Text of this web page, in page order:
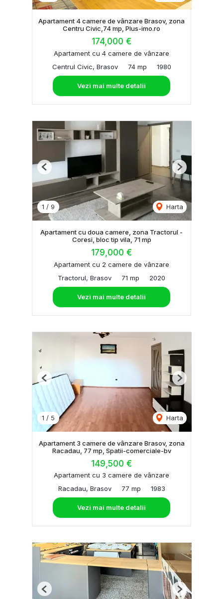
Apartament 4 camere de vânzare Brasov, zona
Centru Civic,74 mp, Plus-imo.ro
174,000 €
Apartament cu 4 camere de vânzare
Centrul Civic, Brasov
74 mp 1980
Vezi mai multe detalii
1 / 9 Harta
Previous Next
Apartament cu doua camere, zona Tractorul -
Coresi, bloc tip vila, 71 mp
179,000 €
Apartament cu 2 camere de vânzare
Tractorul, Brasov
71 mp 2020
Vezi mai multe detalii
1 / 5 Harta
Previous Next
Apartament 3 camere de vânzare Brasov, zona
Racadau, 77 mp, Spatii-comerciale-bv
149,500 €
Apartament cu 3 camere de vânzare
Racadau, Brasov
77 mp 1983
Vezi mai multe detalii
Previous Next